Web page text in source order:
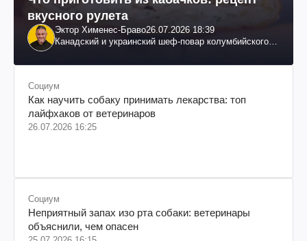
вкусного рулета
Эктор Хименес-Браво26.07.2026 18:39
Канадский и украинский шеф-повар колумбийского
Социум
Как научить собаку принимать лекарства: топ
лайфхаков от ветеринаров
26.07.2026 16:25
Социум
Неприятный запах изо рта собаки: ветеринары
объяснили, чем опасен